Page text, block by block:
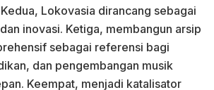
Lokovasia dirancang sebagai
inovasi. Ketiga, membangun arsip
sebagai referensi bagi
dan pengembangan musik
Keempat, menjadi katalisator